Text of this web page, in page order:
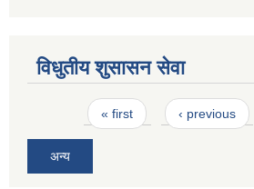
विधुतीय शुसासन सेवा
Pages« first ‹ previous
अन्य